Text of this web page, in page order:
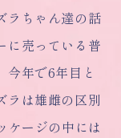
ラちゃん達の話
に売っている普
今年で6年目と
ラは雄雌の区別
ケージの中には